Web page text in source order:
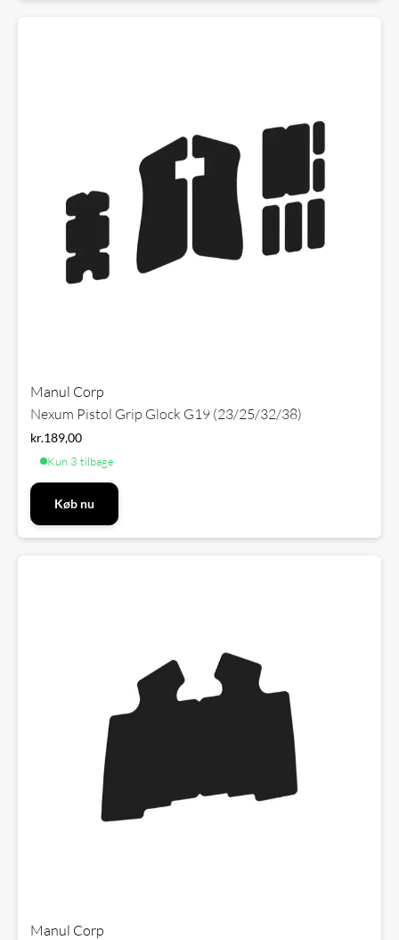
Manul Corp
Nexum Pistol Grip Glock G19 (23/25/32/38)
kr.189,00
Kun 3 tilbage
Køb nu
Manul Corp